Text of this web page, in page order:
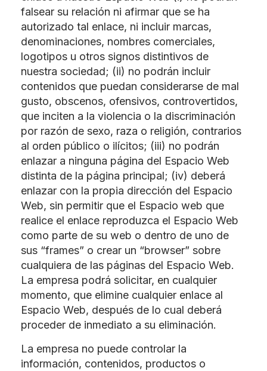
falsear su relación ni afirmar que se ha
autorizado tal enlace, ni incluir marcas,
denominaciones, nombres comerciales,
logotipos u otros signos distintivos de
nuestra sociedad; (ii) no podrán incluir
contenidos que puedan considerarse de mal
gusto, obscenos, ofensivos, controvertidos,
que inciten a la violencia o la discriminación
por razón de sexo, raza o religión, contrarios
al orden público o ilícitos; (iii) no podrán
enlazar a ninguna página del Espacio Web
distinta de la página principal; (iv) deberá
enlazar con la propia dirección del Espacio
Web, sin permitir que el Espacio web que
realice el enlace reproduzca el Espacio Web
como parte de su web o dentro de uno de
sus “frames” o crear un “browser” sobre
cualquiera de las páginas del Espacio Web.
La empresa podrá solicitar, en cualquier
momento, que elimine cualquier enlace al
Espacio Web, después de lo cual deberá
proceder de inmediato a su eliminación.
La empresa no puede controlar la
información, contenidos, productos o